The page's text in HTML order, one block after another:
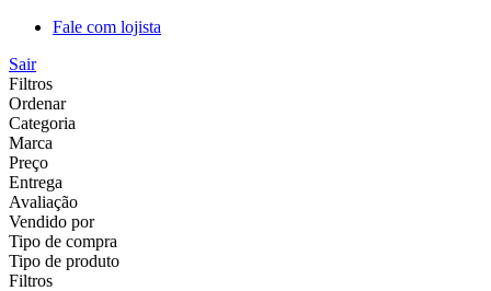
Fale com lojista
Sair
Filtros
Ordenar
Categoria
Marca
Preço
Entrega
Avaliação
Vendido por
Tipo de compra
Tipo de produto
Filtros